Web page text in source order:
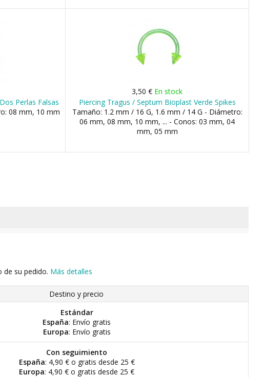
Perlas Falsas
08 mm, 10 mm
3,50 € En stock
Piercing Tragus / Septum Bioplast Verde Spikes
Tamaño: 1.2 mm / 16 G, 1.6 mm / 14 G - Diámetro:
06 mm, 08 mm, 10 mm, ... - Conos: 03 mm, 04
mm, 05 mm
de su pedido. Más detalles
Destino y precio
Estándar
España: Envío gratis
Europa: Envío gratis
Con seguimiento
España: 4,90 € o gratis desde 25 €
Europa: 4,90 € o gratis desde 25 €